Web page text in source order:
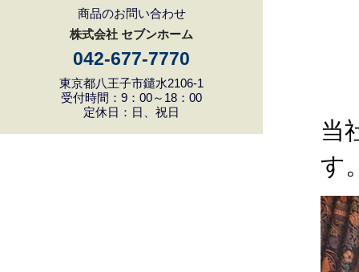
商品のお問い合わせ
株式会社 セブンホーム
042-677-7770
東京都八王子市鑓水2106-1
受付時間：9：00～18：00
定休日：日、祝日
当
す